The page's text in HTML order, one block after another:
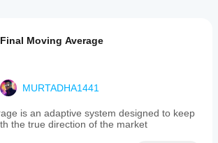
Final Moving Average
MURTADHA1441
is an adaptive system designed to keep
the true direction of the market